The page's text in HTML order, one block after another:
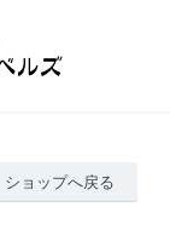
ショップへ戻る